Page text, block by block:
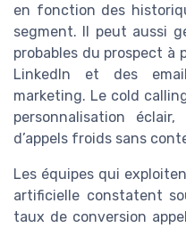
en fonction des
segment. Il peut aussi
probables du prospect à
LinkedIn et des
marketing. Le cold
personnalisation
d’appels froids sans
Les équipes qui
artificielle constatent
taux de conversion